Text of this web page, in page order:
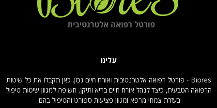
עלינו
Biores - פורטל רפואה אלטרנטיבית ואורח חיים נכון. כאן תקבלו את כל שיטות
הרפואה הטבעית, כיצד לנהל אורח חיים בריא ותיקן, חשיפה למגוון שיטות טיפול
בעזרת צמחי מרפא ומגוון פציעות ספורט והטיפול בהם.